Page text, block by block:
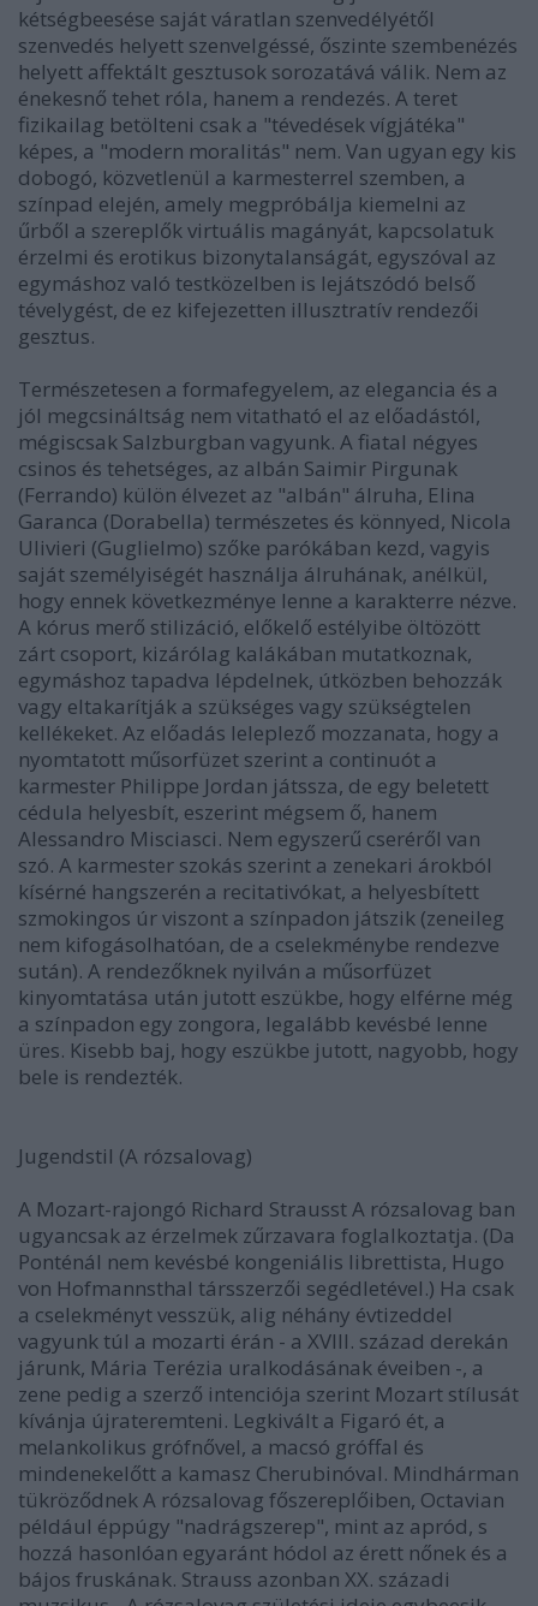
kétségbeesése saját váratlan szenvedélyétől
szenvedés helyett szenvelgéssé, őszinte szembenézés
helyett affektált gesztusok sorozatává válik. Nem az
énekesnő tehet róla, hanem a rendezés. A teret
fizikailag betölteni csak a "tévedések vígjátéka"
képes, a "modern moralitás" nem. Van ugyan egy kis
dobogó, közvetlenül a karmesterrel szemben, a
színpad elején, amely megpróbálja kiemelni az
űrből a szereplők virtuális magányát, kapcsolatuk
érzelmi és erotikus bizonytalanságát, egyszóval az
egymáshoz való testközelben is lejátszódó belső
tévelygést, de ez kifejezetten illusztratív rendezői
gesztus.
Természetesen a formafegyelem, az elegancia és a
jól megcsináltság nem vitatható el az előadástól,
mégiscsak Salzburgban vagyunk. A fiatal négyes
csinos és tehetséges, az albán Saimir Pirgunak
(Ferrando) külön élvezet az "albán" álruha, Elina
Garanca (Dorabella) természetes és könnyed, Nicola
Ulivieri (Guglielmo) szőke parókában kezd, vagyis
saját személyiségét használja álruhának, anélkül,
hogy ennek következménye lenne a karakterre nézve.
A kórus merő stilizáció, előkelő estélyibe öltözött
zárt csoport, kizárólag kalákában mutatkoznak,
egymáshoz tapadva lépdelnek, útközben behozzák
vagy eltakarítják a szükséges vagy szükségtelen
kellékeket. Az előadás leleplező mozzanata, hogy a
nyomtatott műsorfüzet szerint a continuót a
karmester Philippe Jordan játssza, de egy beletett
cédula helyesbít, eszerint mégsem ő, hanem
Alessandro Misciasci. Nem egyszerű cseréről van
szó. A karmester szokás szerint a zenekari árokból
kísérné hangszerén a recitativókat, a helyesbített
szmokingos úr viszont a színpadon játszik (zeneileg
nem kifogásolhatóan, de a cselekménybe rendezve
sután). A rendezőknek nyilván a műsorfüzet
kinyomtatása után jutott eszükbe, hogy elférne még
a színpadon egy zongora, legalább kevésbé lenne
üres. Kisebb baj, hogy eszükbe jutott, nagyobb, hogy
bele is rendezték.
Jugendstil (A rózsalovag)
A Mozart-rajongó Richard Strausst A rózsalovag ban
ugyancsak az érzelmek zűrzavara foglalkoztatja. (Da
Ponténál nem kevésbé kongeniális librettista, Hugo
von Hofmannsthal társszerzői segédletével.) Ha csak
a cselekményt vesszük, alig néhány évtizeddel
vagyunk túl a mozarti érán - a XVIII. század derekán
járunk, Mária Terézia uralkodásának éveiben -, a
zene pedig a szerző intenciója szerint Mozart stílusát
kívánja újrateremteni. Legkivált a Figaró ét, a
melankolikus grófnővel, a macsó gróffal és
mindenekelőtt a kamasz Cherubinóval. Mindhárman
tükröződnek A rózsalovag főszereplőiben, Octavian
például éppúgy "nadrágszerep", mint az apród, s
hozzá hasonlóan egyaránt hódol az érett nőnek és a
bájos fruskának. Strauss azonban XX. századi